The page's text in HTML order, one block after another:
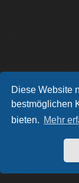
Diese Website
bestmöglichen
bieten. Mehr